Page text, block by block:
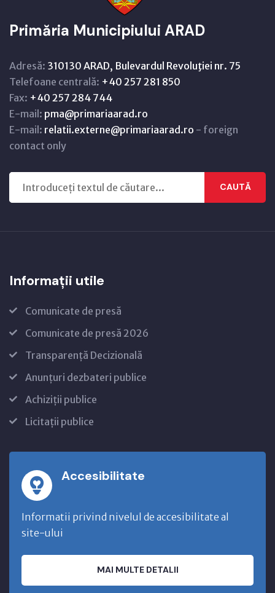
Primăria Municipiului ARAD
Adresă: 310130 ARAD, Bulevardul Revoluţiei nr. 75
Telefoane centrală: +40 257 281 850
Fax: +40 257 284 744
E-mail: pma@primariaarad.ro
E-mail: relatii.externe@primariaarad.ro - foreign
contact only
CAUTĂ
Informații utile
Comunicate de presă
Comunicate de presă 2026
Transparență Decizională
Anunțuri dezbateri publice
Achiziții publice
Licitații publice
Accesibilitate
Informatii privind nivelul de accesibilitate al
site-ului
MAI MULTE DETALII